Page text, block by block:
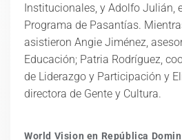
Institucionales, y Adolfo Julián,
Programa de Pasantías.
asistieron Angie Jiménez,
Educación; Patria Rodríguez,
de Liderazgo y Participación y
directora de Gente y Cultura.
World Vision en República